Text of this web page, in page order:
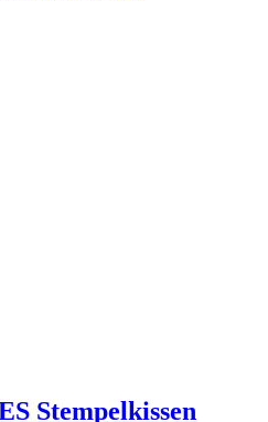
Stempelkissen